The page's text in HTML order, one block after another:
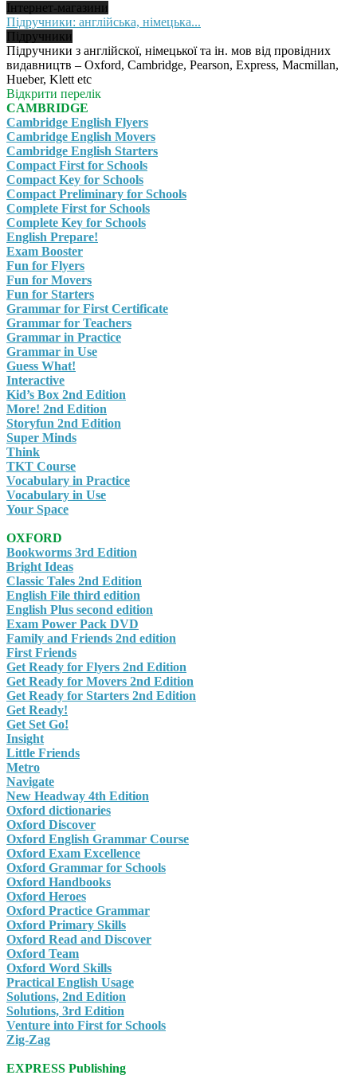
Інтернет-магазини
Підручники: англійська, німецька...
Підручники
Підручники з англійскої, німецької та ін. мов від провідних
видавництв – Oxford, Cambridge, Pearson, Express, Macmillan,
Hueber, Klett etc
Відкрити перелік
CAMBRIDGE
Cambridge English Flyers
Cambridge English Movers
Cambridge English Starters
Compact First for Schools
Compact Key for Schools
Compact Preliminary for Schools
Complete First for Schools
Complete Key for Schools
English Prepare!
Exam Booster
Fun for Flyers
Fun for Movers
Fun for Starters
Grammar for First Certificate
Grammar for Teachers
Grammar in Practice
Grammar in Use
Guess What!
Interactive
Kid’s Box 2nd Edition
More! 2nd Edition
Storyfun 2nd Edition
Super Minds
Think
TKT Course
Vocabulary in Practice
Vocabulary in Use
Your Space
OXFORD
Bookworms 3rd Edition
Bright Ideas
Classic Tales 2nd Edition
English File third edition
English Plus second edition
Exam Power Pack DVD
Family and Friends 2nd edition
First Friends
Get Ready for Flyers 2nd Edition
Get Ready for Movers 2nd Edition
Get Ready for Starters 2nd Edition
Get Ready!
Get Set Go!
Insight
Little Friends
Metro
Navigate
New Headway 4th Edition
Oxford dictionaries
Oxford Discover
Oxford English Grammar Course
Oxford Exam Excellence
Oxford Grammar for Schools
Oxford Handbooks
Oxford Heroes
Oxford Practice Grammar
Oxford Primary Skills
Oxford Read and Discover
Oxford Team
Oxford Word Skills
Practical English Usage
Solutions, 2nd Edition
Solutions, 3rd Edition
Venture into First for Schools
Zig-Zag
EXPRESS Publishing